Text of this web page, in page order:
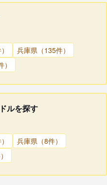
兵庫県（135件）
ルを探す
兵庫県（8件）